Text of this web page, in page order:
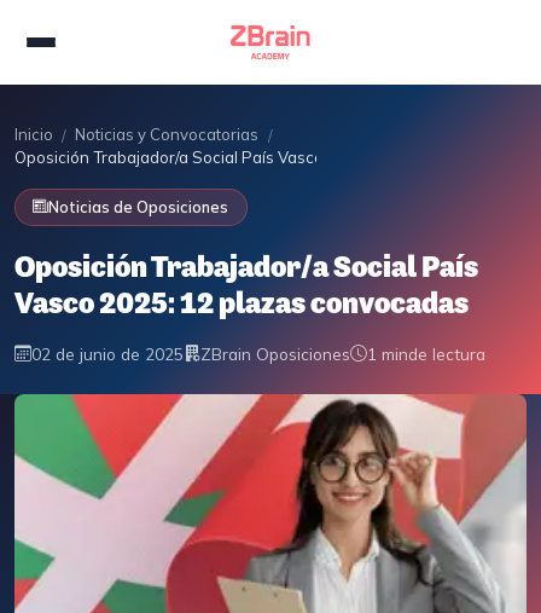
Inicio / Noticias y Convocatorias /
Oposición Trabajador/a Social País Vasco 2025: 12 plazas convocadas
Noticias de Oposiciones
Oposición Trabajador/a Social País
Vasco 2025: 12 plazas convocadas
02 de junio de 2025 ZBrain Oposiciones 1 minde lectura